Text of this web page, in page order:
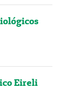
Eireli